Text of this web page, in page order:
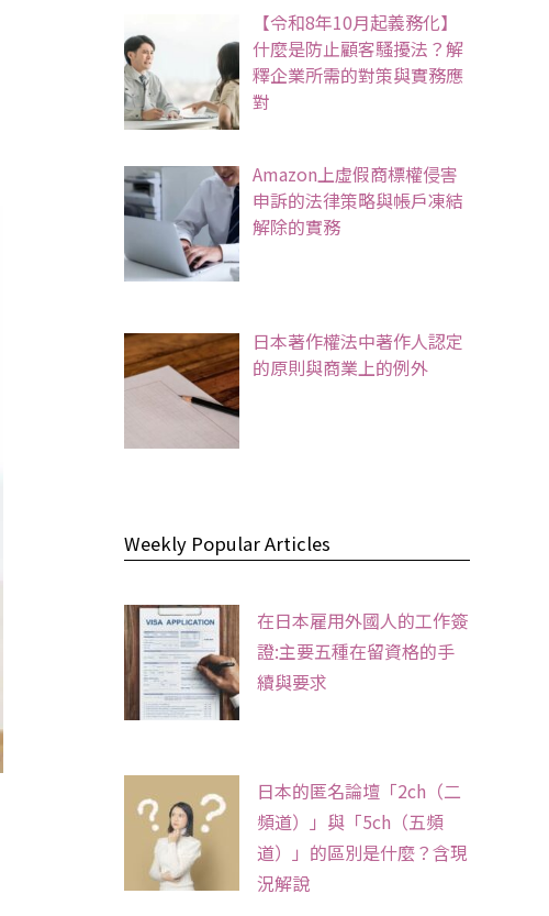
【令和8年10月起義務化】
什麼是防止顧客騷擾法？解
釋企業所需的對策與實務應
對
Amazon上虛假商標權侵害
申訴的法律策略與帳戶凍結
解除的實務
日本著作權法中著作人認定
的原則與商業上的例外
Weekly Popular Articles
在日本雇用外國人的工作簽
證:主要五種在留資格的手
續與要求
日本的匿名論壇「2ch（二
頻道）」與「5ch（五頻
道）」的區別是什麼？含現
況解說